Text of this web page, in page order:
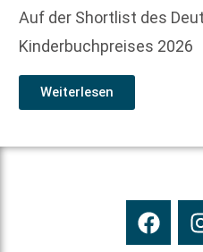
Auf der Shortlist des
Kinderbuchpreises 2026
Weiterlesen